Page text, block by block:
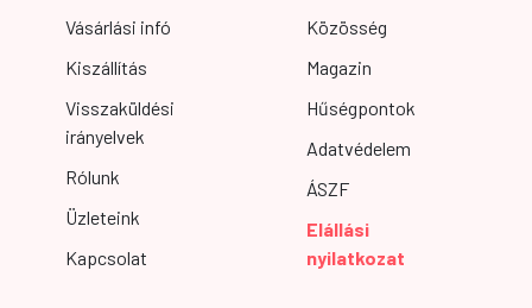
Vásárlási infó
Kiszállítás
Visszaküldési
irányelvek
Rólunk
Üzleteink
Kapcsolat
Közösség
Magazin
Hűségpontok
Adatvédelem
ÁSZF
Elállási
nyilatkozat